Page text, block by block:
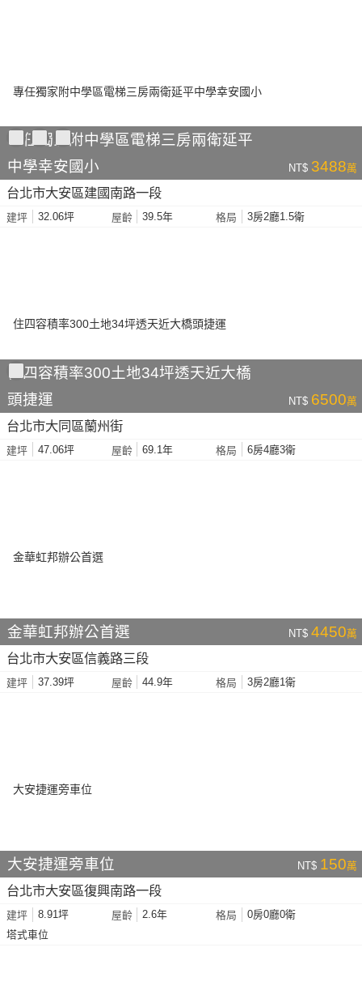
專任獨家附中學區電梯三房兩衛延平
中學幸安國小
NT$ 3488萬
台北市大安區建國南路一段
建坪 32.06坪 屋齡 39.5年 格局 3房2廳1.5衛
住四容積率300土地34坪透天近大橋
頭捷運
NT$ 6500萬
台北市大同區蘭州街
建坪 47.06坪 屋齡 69.1年 格局 6房4廳3衛
金華虹邦辦公首選 NT$ 4450萬
台北市大安區信義路三段
建坪 37.39坪 屋齡 44.9年 格局 3房2廳1衛
大安捷運旁車位 NT$ 150萬
台北市大安區復興南路一段
建坪 8.91坪 屋齡 2.6年 格局
0房0廳0衛
塔式車位